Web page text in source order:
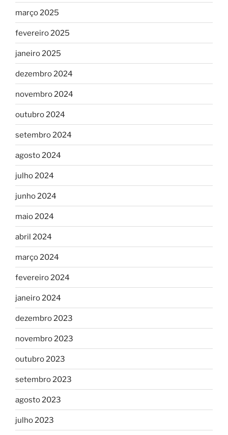
março 2025
fevereiro 2025
janeiro 2025
dezembro 2024
novembro 2024
outubro 2024
setembro 2024
agosto 2024
julho 2024
junho 2024
maio 2024
abril 2024
março 2024
fevereiro 2024
janeiro 2024
dezembro 2023
novembro 2023
outubro 2023
setembro 2023
agosto 2023
julho 2023